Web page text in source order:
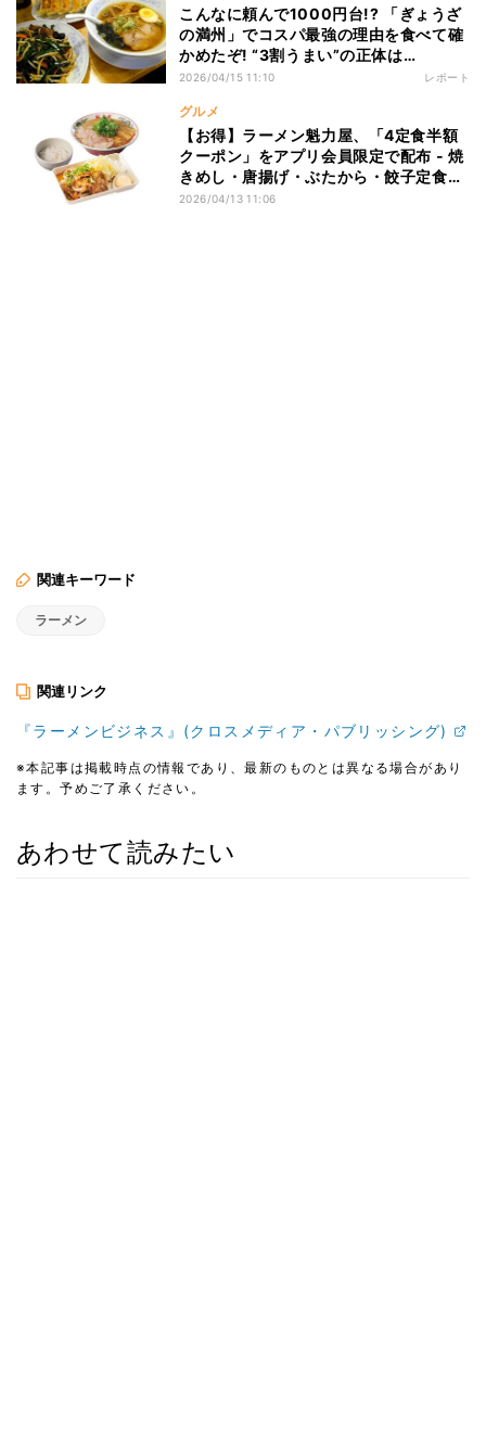
こんなに頼んで1000円台!? 「ぎょうざ
の満州」でコスパ最強の理由を食べて確
かめたぞ! “3割うまい”の正体は…
2026/04/15 11:10 レポート
グルメ
【お得】ラーメン魁力屋、「4定食半額
クーポン」をアプリ会員限定で配布 - 焼
きめし・唐揚げ・ぶたから・餃子定食が
対象
2026/04/13 11:06
関連キーワード
ラーメン
関連リンク
『ラーメンビジネス』(クロスメディア・パブリッシング)
※本記事は掲載時点の情報であり、最新のものとは異なる場合があり
ます。予めご了承ください。
あわせて読みたい